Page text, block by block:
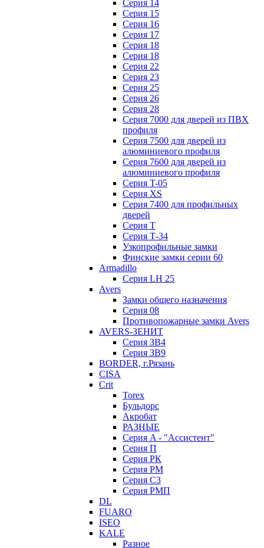
Серия 14
Серия 15
Серия 16
Серия 17
Серия 18
Серия 18
Серия 22
Серия 23
Серия 25
Серия 26
Серия 28
Серия 7000 для дверей из ПВХ
профиля
Серия 7500 для дверей из
алюминиевого профиля
Серия 7600 для дверей из
алюминиевого профиля
Серия T-05
Серия XS
Серия 7400 для профильных
дверей
Серия Т
Серия Т-34
Узкопрофильные замки
Финские замки серии 60
Armadillo
Серия LH 25
Avers
Замки общего назначения
Серия 08
Противопожарные замки Avers
AVERS-ЗЕНИТ
Серия ЗВ4
Серия ЗВ9
BORDER, г.Рязань
CISA
Crit
Torex
Бульдорс
Акробат
РАЗНЫЕ
Серия A - "Ассистент"
Серия П
Серия РК
Серия РМ
Серия С3
Серия РМП
DL
FUARO
ISEO
KALE
Разное